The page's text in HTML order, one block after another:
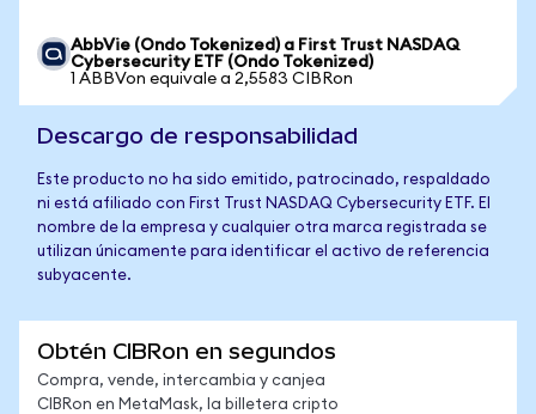
AbbVie (Ondo Tokenized) a First Trust NASDAQ
Cybersecurity ETF (Ondo Tokenized)
1 ABBVon equivale a 2,5583 CIBRon
Descargo de responsabilidad
Este producto no ha sido emitido, patrocinado, respaldado
ni está afiliado con First Trust NASDAQ Cybersecurity ETF. El
nombre de la empresa y cualquier otra marca registrada se
utilizan únicamente para identificar el activo de referencia
subyacente.
Obtén CIBRon en segundos
Compra, vende, intercambia y canjea
CIBRon en MetaMask, la billetera cripto